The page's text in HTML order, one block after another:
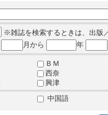
※雑誌を検索するときは、出版
月から 年
ＢＭ
西奈
興津
中国語